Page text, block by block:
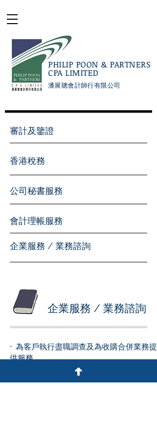
PHILIP POON & PARTNERS
CPA LIMITED
潘展聰會計師行有限公司
審計及鑒證
會計理帳服務
香港稅務
公司秘書服務
企業服務 / 業務諮詢
企業服務 / 業務諮詢
· 為客戶執行盡職調查及為收購合併業務提
供服務
· 安排資產管控及繼承安排